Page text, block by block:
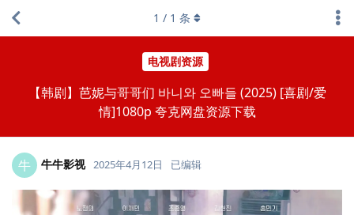
电视剧资源
【韩剧】芭妮与哥哥们 바니와 오빠들 (2025) [喜剧/爱
情]1080p 夸克网盘资源下载
1 / 1 条
牛 牛牛影视 2025年4月12日 已编辑